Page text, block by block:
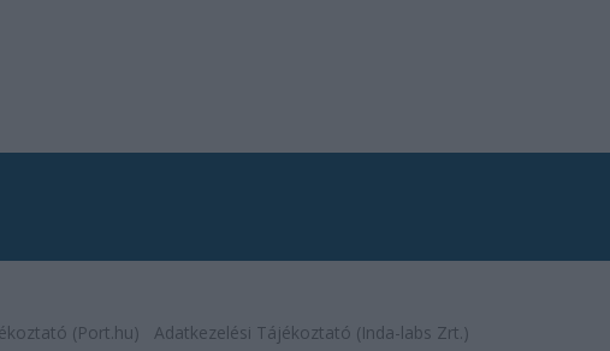
(Port.hu) Adatkezelési Tájékoztató (Inda-labs Zrt.)